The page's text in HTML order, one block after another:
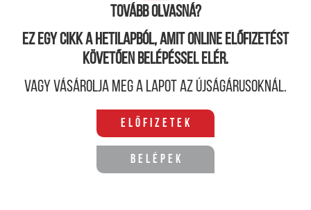
Tovább olvasná?
Ez egy cikk a hetilapból, amit online előfizetést
követően belépéssel elér.
Vagy vásárolja meg a lapot az újságárusoknál.
Előfizetek
Belépek